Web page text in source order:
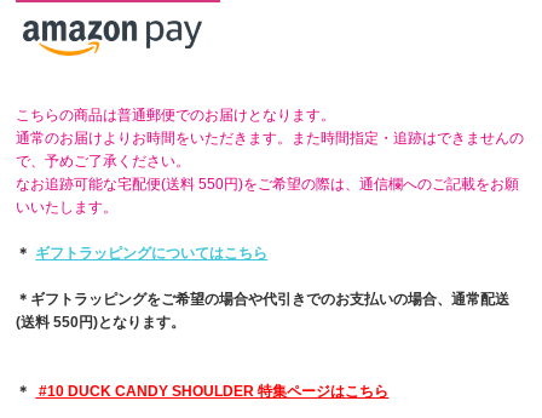
こちらの商品は普通郵便でのお届けとなります。
通常のお届けよりお時間をいただきます。また時間指定・追跡はできませんの
で、予めご了承ください。
なお追跡可能な宅配便(送料 550円)をご希望の際は、通信欄へのご記載をお願
いいたします。
＊ ギフトラッピングについてはこちら
＊ギフトラッピングをご希望の場合や代引きでのお支払いの場合、通常配送
(送料 550円)となります。
＊ #10 DUCK CANDY SHOULDER 特集ページはこちら